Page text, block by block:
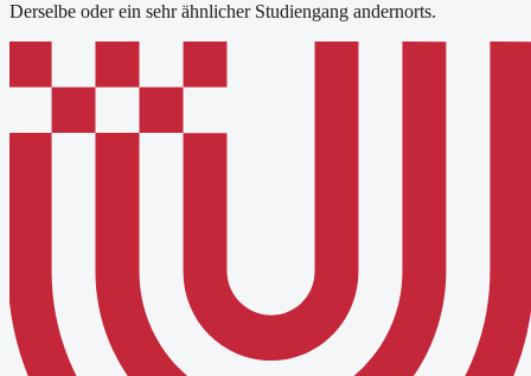
Derselbe oder ein sehr ähnlicher Studiengang andernorts.